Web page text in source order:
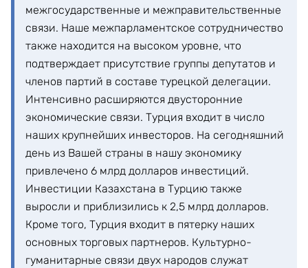
межгосударственные и межправительственные
связи. Наше межпарламентское сотрудничество
также находится на высоком уровне, что
подтверждает присутствие группы депутатов и
членов партий в составе турецкой делегации.
Интенсивно расширяются двусторонние
экономические связи. Турция входит в число
наших крупнейших инвесторов. На сегодняшний
день из Вашей страны в нашу экономику
привлечено 6 млрд долларов инвестиций.
Инвестиции Казахстана в Турцию также
выросли и приблизились к 2,5 млрд долларов.
Кроме того, Турция входит в пятерку наших
основных торговых партнеров. Культурно-
гуманитарные связи двух народов служат